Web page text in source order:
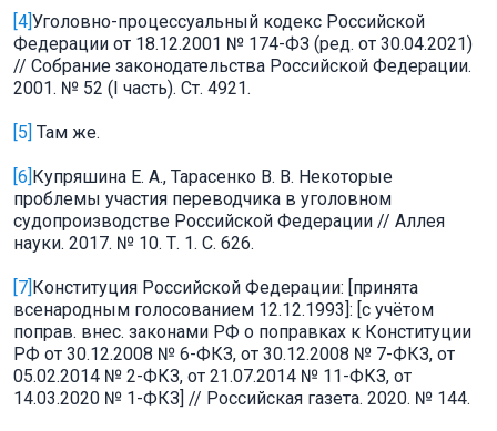
[4]Уголовно-процессуальный кодекс Российской
Федерации от 18.12.2001 № 174-ФЗ (ред. от 30.04.2021)
// Собрание законодательства Российской Федерации.
2001. № 52 (I часть). Ст. 4921.
[5] Там же.
[6]Купряшина Е. А., Тарасенко В. В. Некоторые
проблемы участия переводчика в уголовном
судопроизводстве Российской Федерации // Аллея
науки. 2017. № 10. Т. 1. С. 626.
[7]Конституция Российской Федерации: [принята
всенародным голосованием 12.12.1993]: [с учётом
поправ. внес. законами РФ о поправках к Конституции
РФ от 30.12.2008 № 6-ФКЗ, от 30.12.2008 № 7-ФКЗ, от
05.02.2014 № 2-ФКЗ, от 21.07.2014 № 11-ФКЗ, от
14.03.2020 № 1-ФКЗ] // Российская газета. 2020. № 144.